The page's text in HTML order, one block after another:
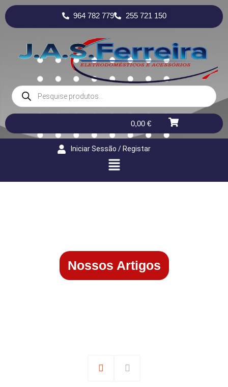
964 782 779 255 721 150
0,00 €
Iniciar Sessão / Registar
Nossos Artigos